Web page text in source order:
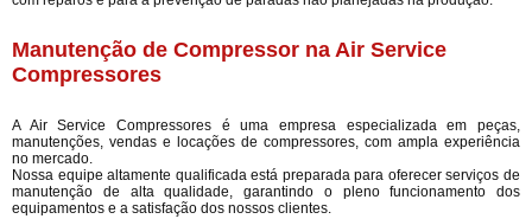
Manutenção de Compressor na Air Service
Compressores
A Air Service Compressores é uma empresa especializada em peças,
manutenções, vendas e locações de compressores, com ampla experiência
no mercado.
Nossa equipe altamente qualificada está preparada para oferecer serviços de
manutenção de alta qualidade, garantindo o pleno funcionamento dos
equipamentos e a satisfação dos nossos clientes.